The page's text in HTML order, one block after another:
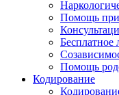
Помощь при
Бесплатное
Помощь
Кодирование